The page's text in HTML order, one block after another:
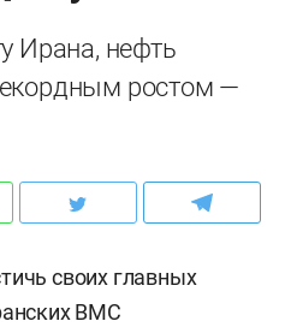
Ирана, нефть
ростом —
своих главных
ВМС